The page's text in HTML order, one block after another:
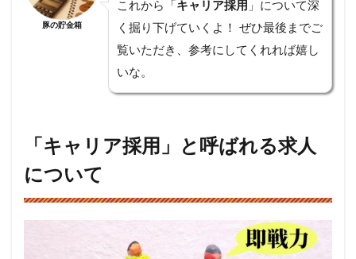
ア採
用
重視
する
理由
と
は？
豚の貯金箱
これから「 キャリア採用」について深
く掘り下げていくよ！ ぜひ最後までご
覧いただき、参考にしてくれれば嬉し
いな。
「キャリア採用」と呼ばれる求人
について